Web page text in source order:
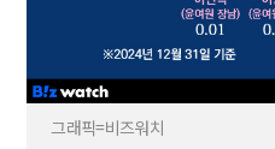
그래픽=비즈워치